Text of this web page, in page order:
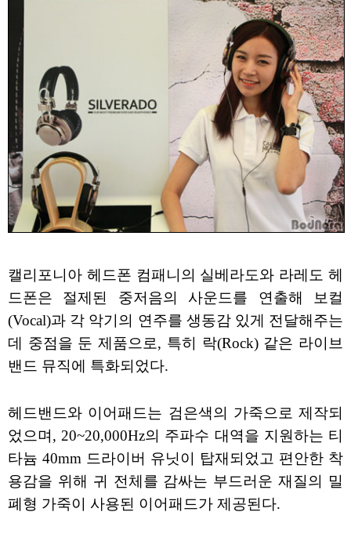
캘리포니아 헤드폰 컴패니의 실베라도와 라레도 헤
드폰은 절제된 중저음의 사운드를 연출해 보컬
(Vocal)과 각 악기의 연주를 생동감 있게 전달해주는
데 중점을 둔 제품으로, 특히 락(Rock) 같은 라이브
밴드 뮤직에 특화되었다.
헤드밴드와 이어패드는 검은색의 가죽으로 제작되
었으며, 20~20,000Hz의 주파수 대역을 지원하는 티
타늄 40mm 드라이버 유닛이 탑재되었고 편안한 착
용감을 위해 귀 전체를 감싸는 부드러운 재질의 밀
폐형 가죽이 사용된 이어패드가 제공된다.